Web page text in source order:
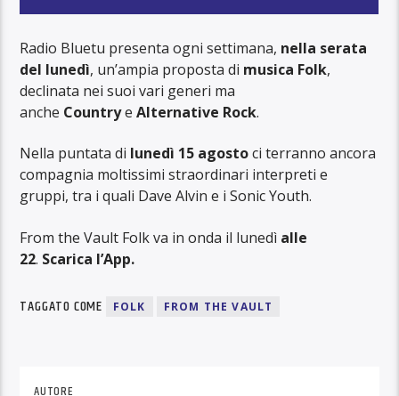
Radio Bluetu presenta ogni settimana, nella serata
del lunedì, un’ampia proposta di musica Folk,
declinata nei suoi vari generi ma
anche CountryeAlternative Rock.
Nella puntata di lunedì 15 agostoci terranno ancora
compagnia moltissimi straordinari interpreti e
gruppi, tra i quali Dave Alvin e i Sonic Youth.
From the Vault Folk va in onda il lunedì alle
22. Scarica l’App.
TAGGATO COME FOLK FROM THE VAULT
AUTORE